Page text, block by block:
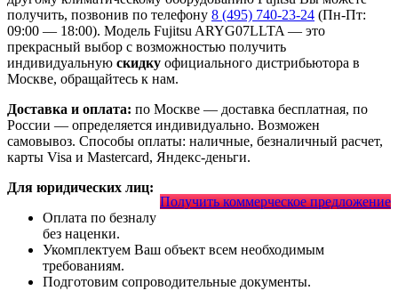
получить, позвонив по телефону 8 (495) 740-23-24 (Пн-Пт:
09:00 — 18:00). Модель Fujitsu ARYG07LLTA — это
прекрасный выбор с возможностью получить
индивидуальную скидку официального дистрибьютора в
Москве, обращайтесь к нам.
Доставка и оплата: по Москве — доставка бесплатная, по
России — определяется индивидуально. Возможен
самовывоз. Способы оплаты: наличные, безналичный расчет,
карты Visa и Mastercard, Яндекс-деньги.
Получить коммерческое предложение
Для юридических лиц:
Оплата по безналу
без наценки.
Укомплектуем Ваш объект всем необходимым
требованиям.
Подготовим сопроводительные документы.